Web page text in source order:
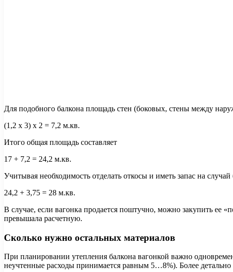
Для подобного балкона площадь стен (боковых, стены между
(1,2 х 3) х 2 = 7,2 м.кв.
Итого общая площадь составляет
17 + 7,2 = 24,2 м.кв.
Учитывая необходимость отделать откосы и иметь запас на
24,2 + 3,75 = 28 м.кв.
В случае, если вагонка продается поштучно, можно закупить ее
превышала расчетную.
Сколько нужно остальных материалов
При планировании утепления балкона вагонкой важно
неучтенные расходы принимается равным 5…8%). Более